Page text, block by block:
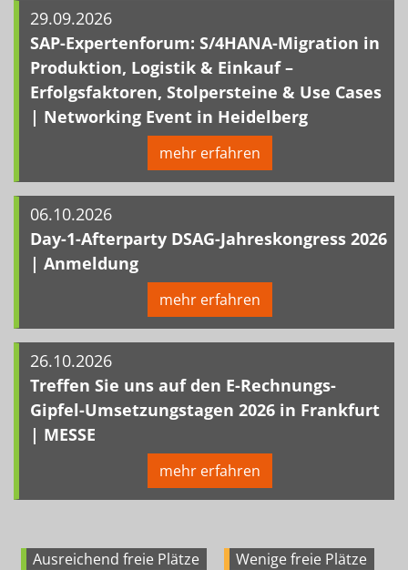
29.09.2026
SAP-Expertenforum: S/4HANA-Migration in
Produktion, Logistik & Einkauf –
Erfolgsfaktoren, Stolpersteine & Use Cases
| Networking Event in Heidelberg
mehr erfahren
06.10.2026
Day-1-Afterparty DSAG-Jahreskongress 2026
| Anmeldung
mehr erfahren
26.10.2026
Treffen Sie uns auf den E-Rechnungs-
Gipfel-Umsetzungstagen 2026 in Frankfurt
| MESSE
mehr erfahren
Ausreichend freie Plätze
Wenige freie Plätze